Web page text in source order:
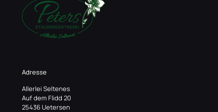
Adresse
Allerlei Seltenes
Auf dem Flidd 20
25436 Uetersen